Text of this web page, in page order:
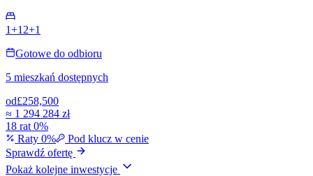
1+1 2+1
Gotowe do odbioru
5 mieszkań dostępnych
od£258,500
≈ 1 294 284 zł
18 rat 0%
Raty 0%
Pod klucz w cenie
Sprawdź ofertę
Pokaż kolejne inwestycje